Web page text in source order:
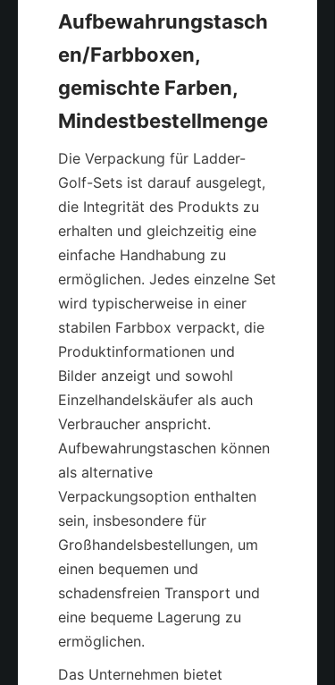
Aufbewahrungstasch
en/Farbboxen,
gemischte Farben,
Die Verpackung für Ladder-
Golf-Sets ist darauf ausgelegt,
die Integrität des Produkts zu
erhalten und gleichzeitig eine
einfache Handhabung zu
ermöglichen. Jedes einzelne Set
wird typischerweise in einer
stabilen Farbbox verpackt, die
Produktinformationen und
Bilder anzeigt und sowohl
Einzelhandelskäufer als auch
Verbraucher anspricht.
Aufbewahrungstaschen können
als alternative
Verpackungsoption enthalten
sein, insbesondere für
Großhandelsbestellungen, um
einen bequemen und
schadensfreien Transport und
eine bequeme Lagerung zu
Das Unternehmen bietet